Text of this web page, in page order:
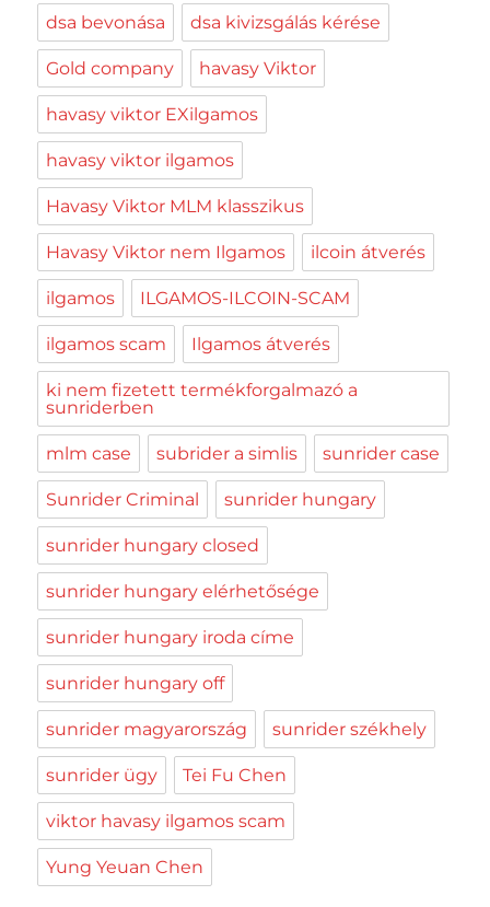
dsa bevonása dsa kivizsgálás kérése
Gold company havasy Viktor
havasy viktor EXilgamos
havasy viktor ilgamos
Havasy Viktor MLM klasszikus
Havasy Viktor nem Ilgamos ilcoin átverés
ilgamos ILGAMOS-ILCOIN-SCAM
ilgamos scam Ilgamos átverés
ki nem fizetett termékforgalmazó a
sunriderben
mlm case subrider a simlis sunrider case
Sunrider Criminal sunrider hungary
sunrider hungary closed
sunrider hungary elérhetősége
sunrider hungary iroda címe
sunrider hungary off
sunrider magyarország sunrider székhely
sunrider ügy Tei Fu Chen
viktor havasy ilgamos scam
Yung Yeuan Chen